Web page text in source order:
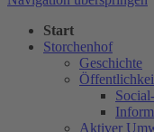
Start
Storchenhof
Geschichte
Aktiver